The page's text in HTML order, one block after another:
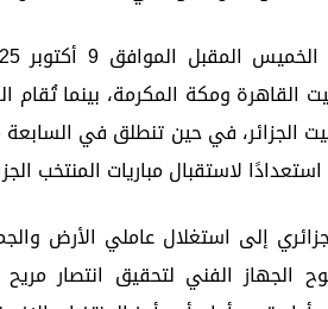
القاهرة ومكة المكرمة، بينما تُقام
الجزائر، في حين تنطلق في
لاستقبال مباريات المنتخب
إلى استغلال عاملي الأرض
الفني لتحقيق انتصار مريح